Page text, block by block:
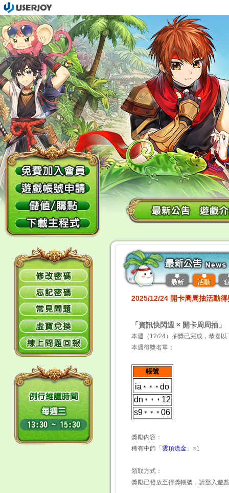
2025/12/24 開卡周周抽活動得
「資訊快閃週 × 開卡周周抽」
本週（12/24）抽獎已完成，恭喜以
本週得獎名單：
帳號
ia ＊＊＊do
dn ＊＊＊ 12
s9 ＊＊＊06
獎勵內容：
稀有中飾「 雲頂流金 」×1
領取方式：
獎勵已發放至得獎帳號，請登入遊